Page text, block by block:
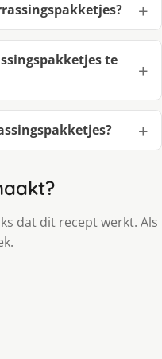
te
dat dit recept werkt. Als